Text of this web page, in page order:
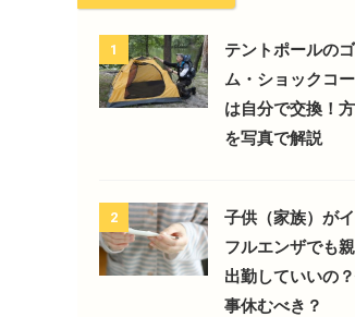
1
テントポールのゴ
ム・ショックコ
は自分で交換！
を写真で解説
2
子供（家族）が
フルエンザでも
出勤していいの
事休むべき？